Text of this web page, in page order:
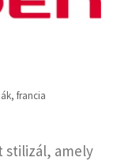
, francia
stilizál, amely